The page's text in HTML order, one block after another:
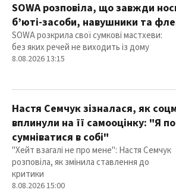
SOWA розповіла, що завжди
б’юті-засоби, навушники та
SOWA розкрила свої сумкові мастхеви:
без яких речей не виходить із дому
8.08.2026 13:15
Настя Семчук зізналася, як
вплинули на її самооцінку: "Я
сумніватися в собі"
"Хейт взагалі не про мене": Настя Семчук
розповіла, як змінила ставлення до
критики
8.08.2026 15:00